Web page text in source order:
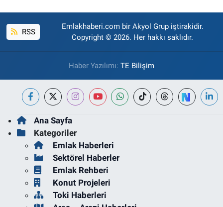
RSS
Emlakhaberi.com bir Akyol Grup iştirakidir.
Copyright © 2026. Her hakkı saklıdır.
Haber Yazılımı: TE Bilişim
Ana Sayfa
Kategoriler
Emlak Haberleri
Sektörel Haberler
Emlak Rehberi
Konut Projeleri
Toki Haberleri